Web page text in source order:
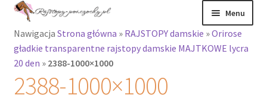
Przejdź
nawigacji
Przejdź
treści
Menu
Rajstopy
Rozwiń
menu
potomne
Nawigacja Strona główna » RAJSTOPY damskie »Orirose
gładkie transparentne rajstopy damskie MAJTKOWE lycra
20 den » 2388-1000×1000
2388-1000×1000